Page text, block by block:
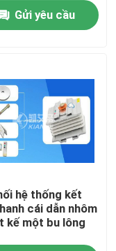
Gửi yêu cầu
hệ thống kết
cái dẫn nhôm
kế một bu lông